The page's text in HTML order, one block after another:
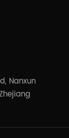
Nanxun